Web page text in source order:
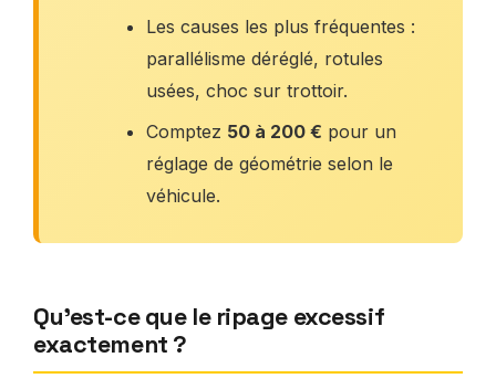
Les causes les plus fréquentes :
parallélisme déréglé, rotules
usées, choc sur trottoir.
Comptez 50 à 200 € pour un
réglage de géométrie selon le
véhicule.
Qu’est-ce que le ripage excessif
exactement ?